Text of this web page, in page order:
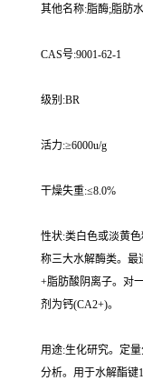
其他名称:脂酶;脂肪
CAS号:9001-62-1
级别:BR
活力:≥6000u/g
干燥失重:≤8.0%
性状:类白色或淡黄
称三大水解酶类。最
+脂肪酸阴离子。对
剂为钙(CA2+)。
用途:生化研究。定
分析。用于水解酯键